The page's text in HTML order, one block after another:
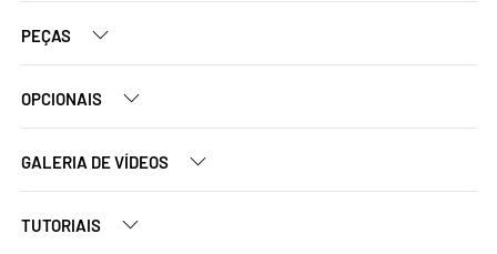
PEÇAS
OPCIONAIS
GALERIA DE VÍDEOS
TUTORIAIS